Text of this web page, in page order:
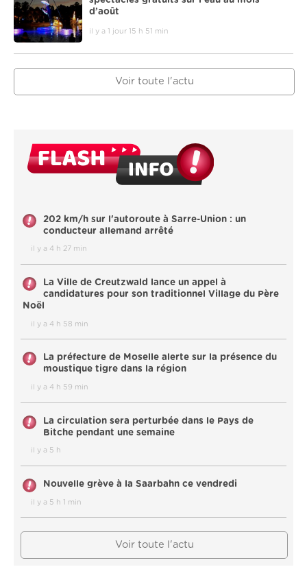
d’août
il y a 1 jour 15 h 51 min
Voir toute l'actu
202 km/h sur l'autoroute à Sarre-Union : un
conducteur allemand arrêté
il y a 4 h 27 min
La Ville de Creutzwald lance un appel à
candidatures pour son traditionnel Village du Père
Noël
il y a 4 h 58 min
La préfecture de Moselle alerte sur la présence du
moustique tigre dans la région
il y a 4 h 59 min
La circulation sera perturbée dans le Pays de
Bitche pendant une semaine
il y a 5 h
Nouvelle grève à la Saarbahn ce vendredi
il y a 5 h 1 min
Voir toute l'actu